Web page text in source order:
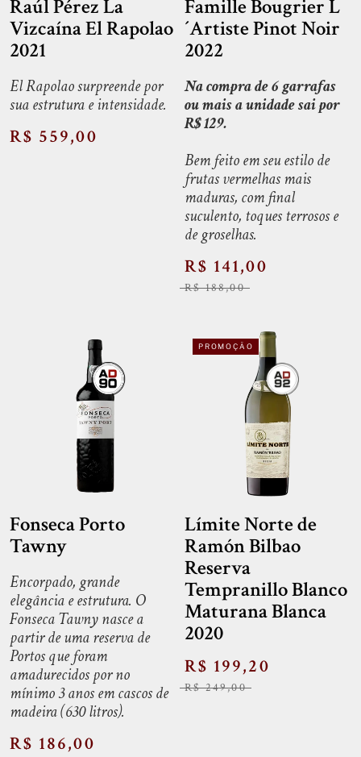
Raúl Pérez La
Vizcaína El Rapolao
2021
El Rapolao surpreende por
sua estrutura e intensidade.
R$ 559,00
Famille Bougrier L
´Artiste Pinot Noir
2022
Na compra de 6 garrafas
ou mais a unidade sai por
R$ 129.
Bem feito em seu estilo de
frutas vermelhas mais
maduras, com final
suculento, toques terrosos e
de groselhas.
R$ 141,00
R$ 188,00
Fonseca Porto
Tawny
Encorpado, grande
elegância e estrutura. O
Fonseca Tawny nasce a
partir de uma reserva de
Portos que foram
amadurecidos por no
mínimo 3 anos em cascos de
madeira (630 litros).
R$ 186,00
PROMOÇÃO
Límite Norte de
Ramón Bilbao
Reserva
Tempranillo Blanco
Maturana Blanca
2020
R$ 199,20
R$ 249,00